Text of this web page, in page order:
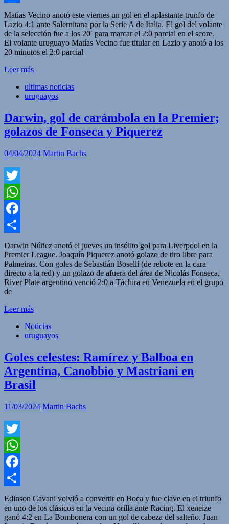
Compartir
Matías Vecino anotó este viernes un gol en el aplastante trunfo de
Lazio 4:1 ante Salernitana por la Serie A de Italia. El gol del volante
de la selección fue a los 20′ para marcar el 2:0 parcial en el score.
El volante uruguayo Matías Vecino fue titular en Lazio y anotó a los
20 minutos el 2:0 parcial
Leer más
ultimas noticias
uruguayos
Darwin, gol de carámbola en la Premier;
golazos de Fonseca y Piquerez
04/04/2024 Martin Bachs
Twitter
WhatsApp
Facebook
Compartir
Darwin Núñez anotó el jueves un insólito gol para Liverpool en la
Premier League. Joaquín Piquerez anotó golazo de tiro libre para
Palmeiras. Con goles de Sebastián Boselli (de rebote en la cara
directo a la red) y un golazo de afuera del área de Nicolás Fonseca,
River Plate argentino venció 2:0 a Táchira en Venezuela en el grupo
de
Leer más
Noticias
uruguayos
Goles celestes: Ramírez y Balboa en
Argentina, Canobbio y Mastriani en
Brasil
11/03/2024 Martin Bachs
Twitter
WhatsApp
Facebook
Compartir
Edinson Cavani volvió a convertir en Boca y fue clave en el triunfo
en uno de los clásicos en la vecina orilla ante Racing. El xeneize
ganó 4:2 en La Bombonera con un gol de cabeza del salteño. Juan